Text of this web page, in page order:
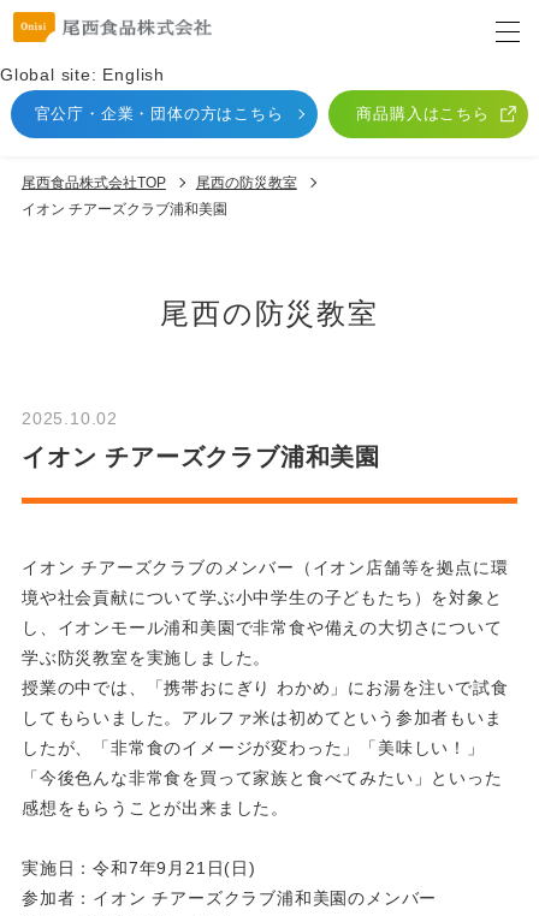
Global site: English
官公庁・企業・団体の方はこちら 商品購入はこちら
尾西食品株式会社TOP
尾⻄の防災教室
イオン チアーズクラブ浦和美園
尾⻄の防災教室
2025.10.02
イオン チアーズクラブ浦和美園
イオン チアーズクラブのメンバー（イオン店舗等を拠点に環
境や社会貢献について学ぶ小中学生の子どもたち）を対象と
し、イオンモール浦和美園で非常食や備えの大切さについて
学ぶ防災教室を実施しました。
授業の中では、「携帯おにぎり わかめ」にお湯を注いで試食
してもらいました。アルファ米は初めてという参加者もいま
したが、「非常食のイメージが変わった」「美味しい！」
「今後色んな非常食を買って家族と食べてみたい」といった
感想をもらうことが出来ました。
実施日：令和7年9月21日(日)
参加者：イオン チアーズクラブ浦和美園のメンバー